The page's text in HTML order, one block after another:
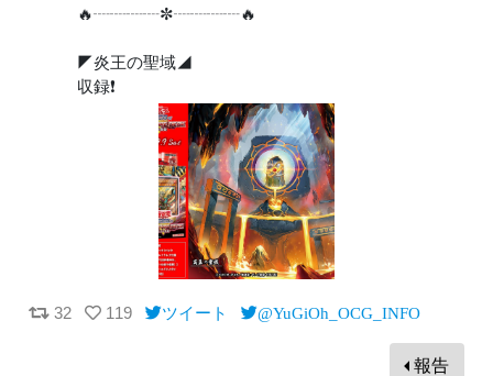
🔥┈┈┈┈✼┈┈┈┈🔥
◤炎王の聖域◢
収録❗️
32 119 ツイート @YuGiOh_OCG_INFO
報告